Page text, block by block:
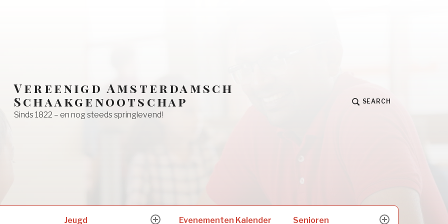
Vereenigd Amsterdamsch
Schaakgenootschap
Sinds 1822 – en nog steeds springlevend!
SEARCH
Jeugd Evenementen Kalender Senioren